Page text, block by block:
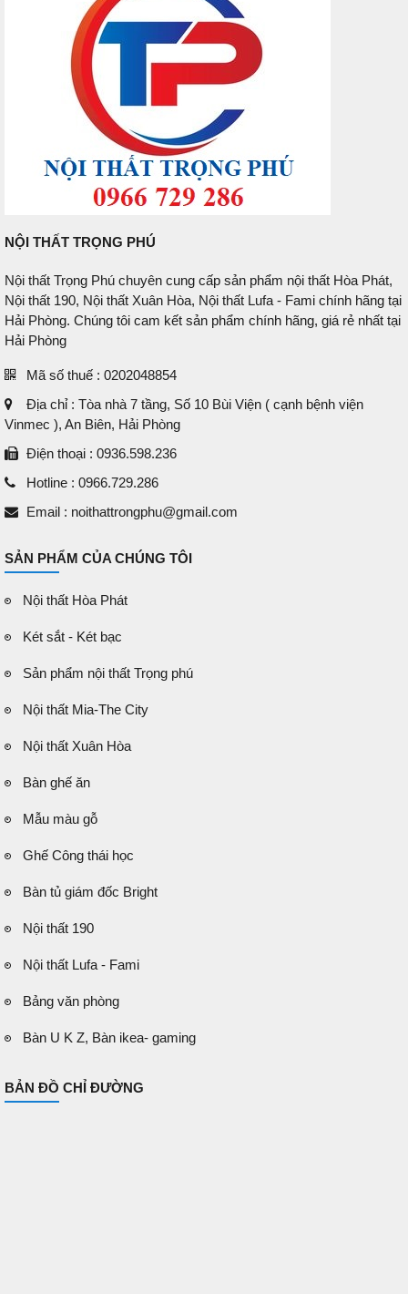
NỘI THẤT TRỌNG PHÚ
Nội thất Trọng Phú chuyên cung cấp sản phẩm nội thất Hòa Phát,
Nội thất 190, Nội thất Xuân Hòa, Nội thất Lufa - Fami chính hãng tại
Hải Phòng. Chúng tôi cam kết sản phẩm chính hãng, giá rẻ nhất tại
Hải Phòng
Mã số thuế : 0202048854
Địa chỉ : Tòa nhà 7 tầng, Số 10 Bùi Viện ( cạnh bệnh viện
Vinmec ), An Biên, Hải Phòng
Điện thoại : 0936.598.236
Hotline : 0966.729.286
Email : noithattrongphu@gmail.com
SẢN PHẨM CỦA CHÚNG TÔI
Nội thất Hòa Phát
Két sắt - Két bạc
Sản phẩm nội thất Trọng phú
Nội thất Mia-The City
Nội thất Xuân Hòa
Bàn ghế ăn
Mẫu màu gỗ
Ghế Công thái học
Bàn tủ giám đốc Bright
Nội thất 190
Nội thất Lufa - Fami
Bảng văn phòng
Bàn U K Z, Bàn ikea- gaming
BẢN ĐỒ CHỈ ĐƯỜNG